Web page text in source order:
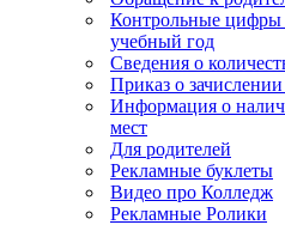
Контрольные
учебный год
Сведения о
Приказ о
Информация о
мест
Для родителей
Рекламные буклеты
Видео про Колледж
Рекламные Ролики